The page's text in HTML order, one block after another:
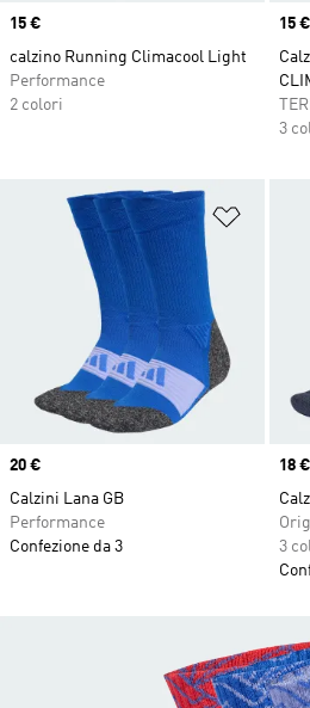
Price
15 €
calzino Running Climacool Light
Performance
2 colori
Price
15 €
3
Price
20 €
Calzini Lana GB
Performance
Confezione da 3
Price
18 €
3